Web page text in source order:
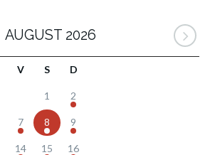
AUGUST 2026
V S D
1 2
7 8 9
14 15 16